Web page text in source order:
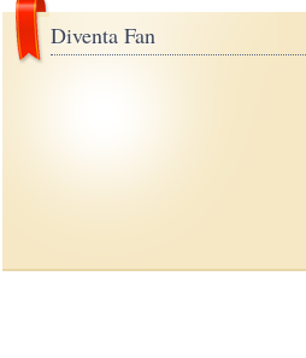
Diventa Fan